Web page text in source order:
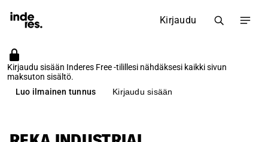
Kirjaudu
Kirjaudu sisään Inderes Free -tilillesi nähdäksesi kaikki sivun
maksuton sisältö.
Luo ilmainen tunnus
Kirjaudu sisään